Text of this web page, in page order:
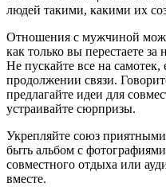
людей такими, какими их
Отношения с мужчиной
как только вы перестаете
Не пускайте все на самотек,
продолжении связи.
предлагайте идеи для
устраивайте сюрпризы.
Укрепляйте союз
быть альбом с
совместного отдыха или
вместе.